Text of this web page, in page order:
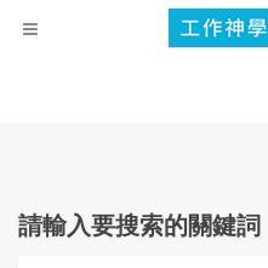
請輸入要搜索的關鍵詞